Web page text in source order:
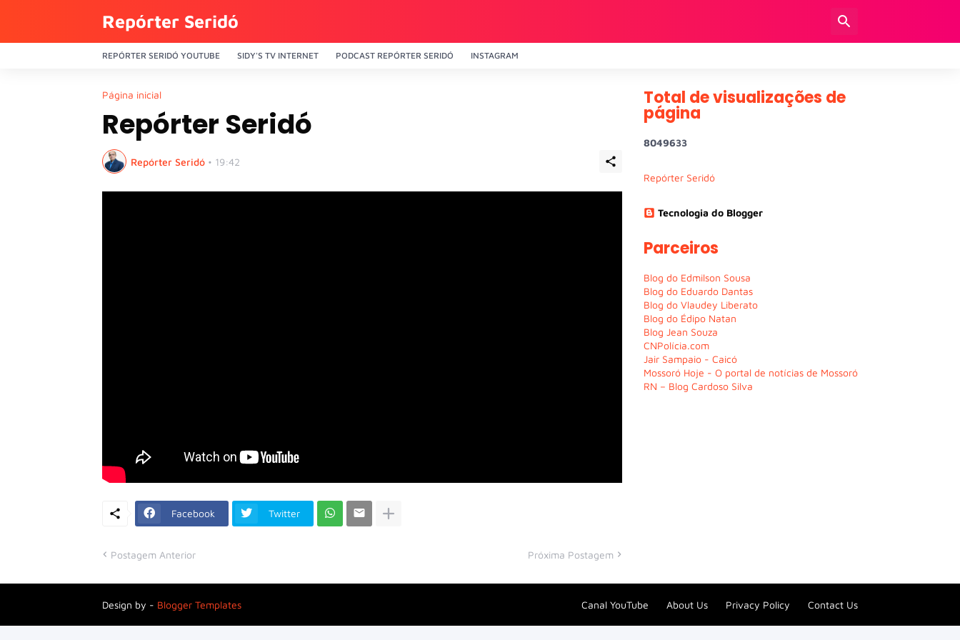
Repórter Seridó
REPÓRTER SERIDÓ YOUTUBE SIDY'S TV INTERNET PODCAST REPÓRTER SERIDÓ INSTAGRAM
Página inicial
Repórter Seridó
Repórter Seridó • 19:42
Facebook Twitter
Postagem Anterior Próxima Postagem
Total de visualizações de
página
8049633
Repórter Seridó
Tecnologia do Blogger
Parceiros
Blog do Edmilson Sousa
Blog do Eduardo Dantas
Blog do Vlaudey Liberato
Blog do Édipo Natan
Blog Jean Souza
CNPolícia.com
Jair Sampaio - Caicó
Mossoró Hoje - O portal de notícias de Mossoró
RN – Blog Cardoso Silva
Design by - Blogger Templates Canal YouTube About Us Privacy Policy Contact Us